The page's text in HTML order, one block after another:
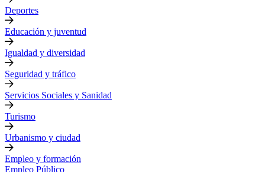
Deportes
Educación y juventud
Igualdad y diversidad
Seguridad y tráfico
Servicios Sociales y Sanidad
Turismo
Urbanismo y ciudad
Empleo y formación
Empleo Público